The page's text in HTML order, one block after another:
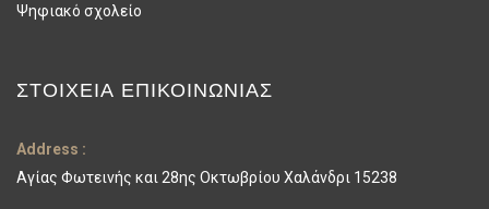
Ψηφιακό σχολείο
ΣΤΟΙΧΕΊΑ ΕΠΙΚΟΙΝΩΝΊΑΣ
Address :
Αγίας Φωτεινής και 28ης Οκτωβρίου Χαλάνδρι 15238